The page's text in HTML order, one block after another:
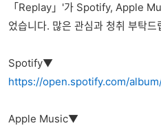
「Replay」'가 Spotify, Apple
었습니다. 많은 관심과 청취 부탁드
Spotify▼
https://open.spotify.com/
Apple Music▼